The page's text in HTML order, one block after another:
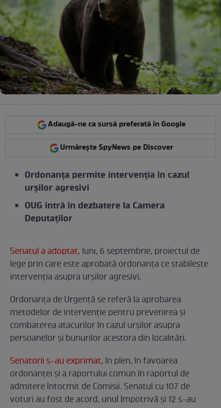
Adaugă-ne ca sursă preferată în Google
Urmărește SpyNews pe Discover
Ordonanța permite intervenția în cazul
urșilor agresivi
OUG intră în dezbatere la Camera
Deputaților
Senatul a adoptat, luni, 6 septembrie, proiectul de
lege prin care este aprobată ordonanța ce stabilește
intervenția asupra urșilor agresivi.
Ordonanța de Urgență se referă la aprobarea
metodelor de intervenție pentru prevenirea și
combaterea atacurilor în cazul urșilor asupra
persoanelor și bunurilor acestora din localități.
Senatorii s-au exprimat, în plen, în favoarea
ordonanței și a raportului comun în raportul de
admitere întocmit de Comisii. Senatul cu 107 de
voturi au fost de acord, unul împotrivă și 12 s-au